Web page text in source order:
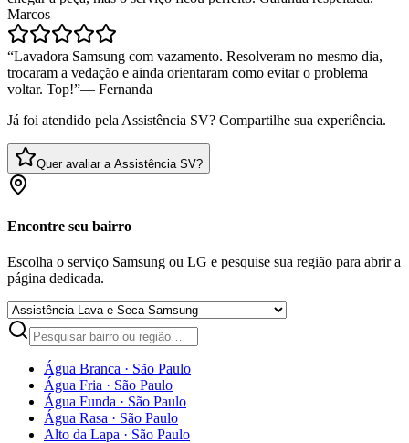
Marcos
“Lavadora Samsung com vazamento. Resolveram no mesmo dia,
trocaram a vedação e ainda orientaram como evitar o problema
voltar. Top!”— Fernanda
Já foi atendido pela Assistência SV? Compartilhe sua experiência.
Quer avaliar a Assistência SV?
Encontre seu bairro
Escolha o serviço Samsung ou LG e pesquise sua região para abrir a
página dedicada.
Água Branca · São Paulo
Água Fria · São Paulo
Água Funda · São Paulo
Água Rasa · São Paulo
Alto da Lapa · São Paulo